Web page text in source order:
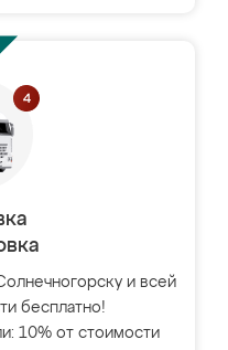
и всей
бесплатно!
10% от стоимости